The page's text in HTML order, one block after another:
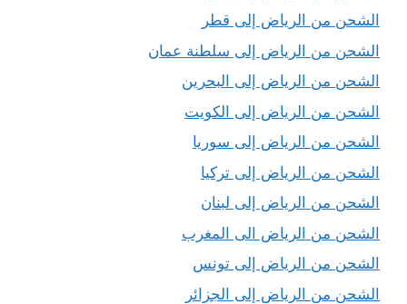
الشحن من الرياض إلى قطر
الشحن من الرياض إلى سلطنة عمان
الشحن من الرياض إلى البحرين
الشحن من الرياض إلى الكويت
الشحن من الرياض إلى سوريا
الشحن من الرياض إلى تركيا
الشحن من الرياض إلى لبنان
الشحن من الرياض الى المغرب
الشحن من الرياض إلى تونس
الشحن من الرياض إلى الجزائر